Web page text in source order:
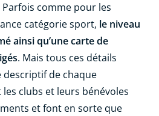
comme pour les
catégorie sport, le niveau
ainsi qu’une carte de
. Mais tous ces détails
descriptif de chaque
clubs et leurs bénévoles
et font en sorte que